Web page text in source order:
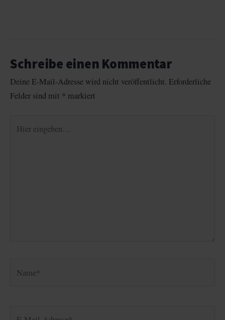
Schreibe einen Kommentar
Deine E-Mail-Adresse wird nicht veröffentlicht. Erforderliche
Felder sind mit * markiert
eingeben…